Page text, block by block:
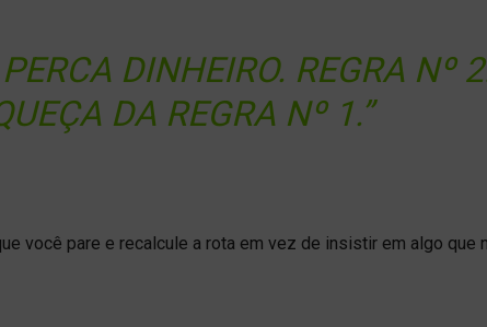
DINHEIRO. REGRA Nº
DA REGRA Nº 1.”
você pare e recalcule a rota em vez de insistir em algo que